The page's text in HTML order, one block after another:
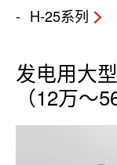
H-25系列
发电用大
（12万～